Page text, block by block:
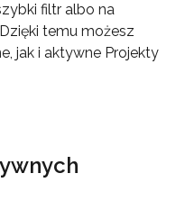
filtr albo na
temu możesz
jak i aktywne Projekty